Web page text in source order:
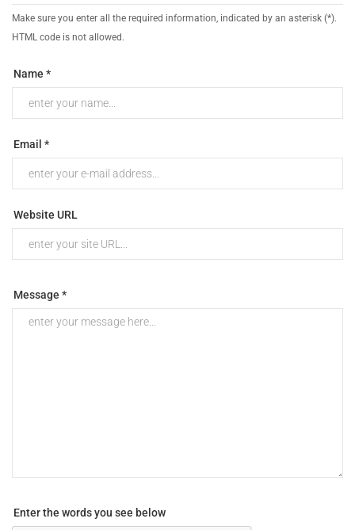
Make sure you enter all the required information, indicated by an asterisk (*).
HTML code is not allowed.
Name *
Email *
Website URL
Message *
Enter the words you see below